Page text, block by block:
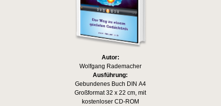
Autor:
Wolfgang Rademacher
Ausführung:
Gebundenes Buch DIN A4
Großformat 32 x 22 cm, mit
kostenloser CD-ROM